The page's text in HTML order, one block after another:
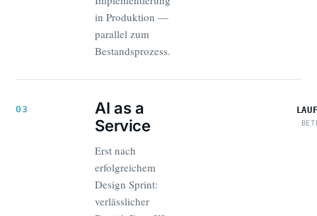
in Produktion —
parallel zum
Bestandsprozess.
03
AI as a
Service
Erst nach
erfolgreichem
Design Sprint:
verlässlicher